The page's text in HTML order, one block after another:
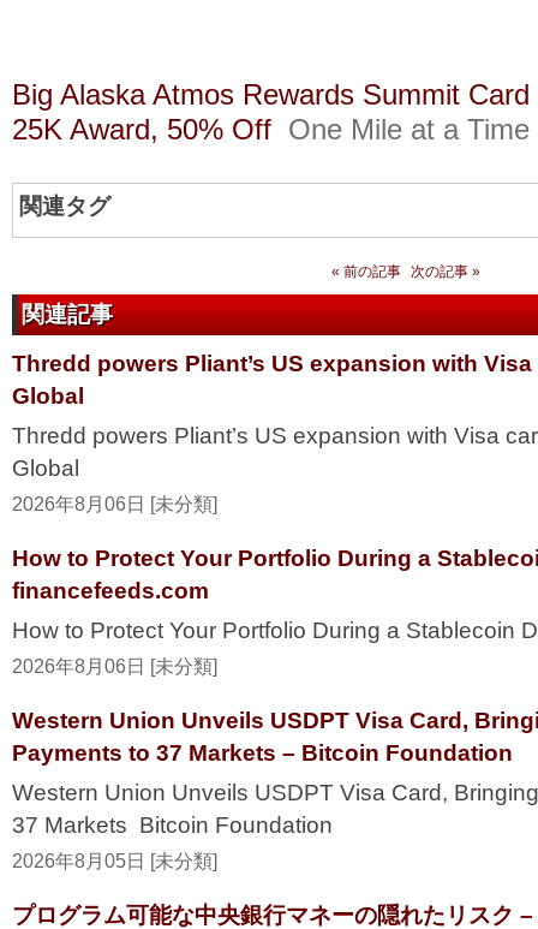
Big Alaska Atmos Rewards Summit
25K Award, 50% Off One Mile at a Time
関連タグ
« 前の記事 次の記事 »
関連記事
Thredd powers Pliant’s US expansion with
Global
Thredd powers Pliant’s US expansion with Visa
Global
2026年8月06日 [未分類]
How to Protect Your Portfolio During a
financefeeds.com
How to Protect Your Portfolio During a Stablecoin
2026年8月06日 [未分類]
Western Union Unveils USDPT Visa Card,
Payments to 37 Markets – Bitcoin Foundation
Western Union Unveils USDPT Visa Card,
37 Markets Bitcoin Foundation
2026年8月05日 [未分類]
プログラム可能な中央銀行マネーの隠れたリスク